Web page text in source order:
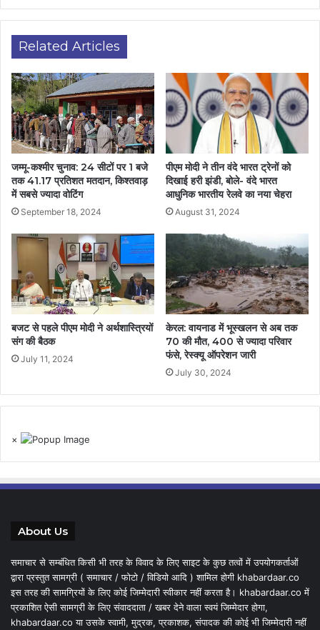
Related Articles
जम्मू-कश्मीर चुनाव: 24 सीटों पर 1 बजे
तक 41.17 प्रतिशत मतदान, किश्तवाड़
में सबसे ज्यादा वोटिंग
September 18, 2024
पीएम मोदी ने तीन वंदे भारत ट्रेनों को
दिखाई हरी झंडी, बोले- वंदे भारत
आधुनिक भारतीय रेलवे का नया चेहरा
August 31, 2024
बजट से पहले पीएम मोदी ने अर्थशास्त्रियों
संग की बैठक
July 11, 2024
केरल: वायनाड में भूस्खलन से अब तक
70 की मौत, 400 से ज्यादा परिवार
फंसे, रेस्क्यू ऑपरेशन जारी
July 30, 2024
×
About Us
समाचार से सम्बंधित किसी भी तरह के विवाद के लिए साइट के कुछ तत्वों में उपयोगकर्ताओं
द्वारा प्रस्तुत सामग्री ( समाचार / फोटो / विडियो आदि ) शामिल होगी khabardaar.co
इस तरह की सामग्रियों के लिए कोई जिम्मेदारी स्वीकार नहीं करता है। khabardaar.co में
प्रकाशित ऐसी सामग्री के लिए संवाददाता / खबर देने वाला स्वयं जिम्मेदार होगा,
khabardaar.co या उसके स्वामी, मुद्रक, प्रकाशक, संपादक की कोई भी जिम्मेदारी नहीं